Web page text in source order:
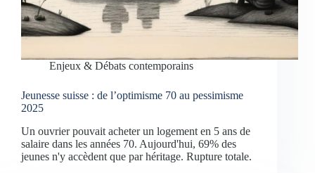
Enjeux & Débats contemporains
Jeunesse suisse : de l’optimisme 70 au pessimisme
2025
Un ouvrier pouvait acheter un logement en 5 ans de
salaire dans les années 70. Aujourd'hui, 69% des
jeunes n'y accèdent que par héritage. Rupture totale.